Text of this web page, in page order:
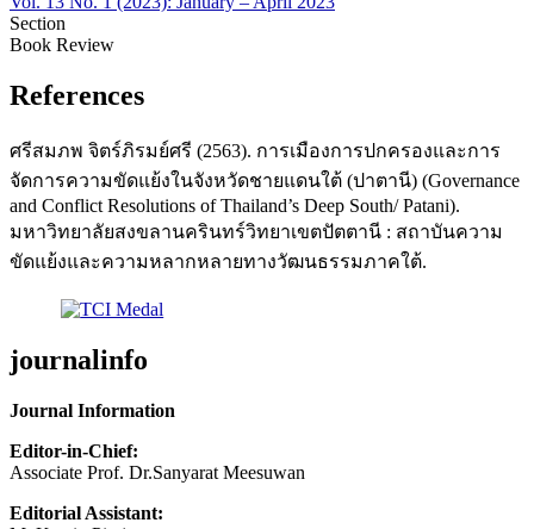
Section
Book Review
References
ศรีสมภพ จิตร์ภิรมย์ศรี (2563). การเมืองการปกครองและการ
จัดการความขัดแย้งในจังหวัดชายแดนใต้ (ปาตานี) (Governance
and Conflict Resolutions of Thailand’s Deep South/ Patani).
มหาวิทยาลัยสงขลานครินทร์วิทยาเขตปัตตานี : สถาบันความ
ขัดแย้งและความหลากหลายทางวัฒนธรรมภาคใต้.
journalinfo
Journal Information
Editor-in-Chief:
Associate Prof. Dr.Sanyarat Meesuwan
Editorial Assistant: